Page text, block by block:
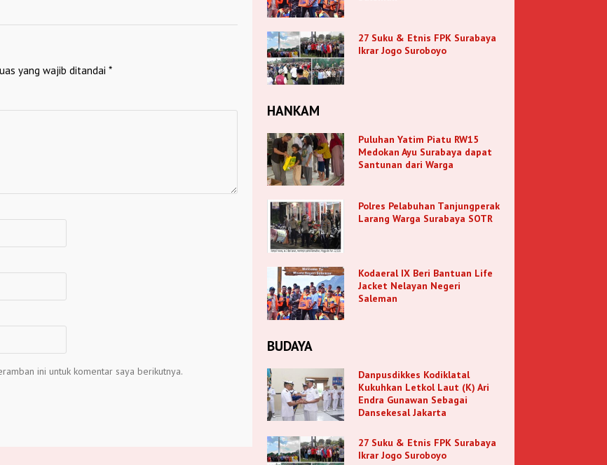
yang wajib ditandai *
ini untuk komentar saya berikutnya.
27 Suku & Etnis FPK Surabaya
Ikrar Jogo Suroboyo
HANKAM
Puluhan Yatim Piatu RW15
Medokan Ayu Surabaya dapat
Santunan dari Warga
Polres Pelabuhan Tanjungperak
Larang Warga Surabaya SOTR
Kodaeral IX Beri Bantuan Life
Jacket Nelayan Negeri
Saleman
BUDAYA
Danpusdikkes Kodiklatal
Kukuhkan Letkol Laut (K) Ari
Endra Gunawan Sebagai
Dansekesal Jakarta
27 Suku & Etnis FPK Surabaya
Ikrar Jogo Suroboyo